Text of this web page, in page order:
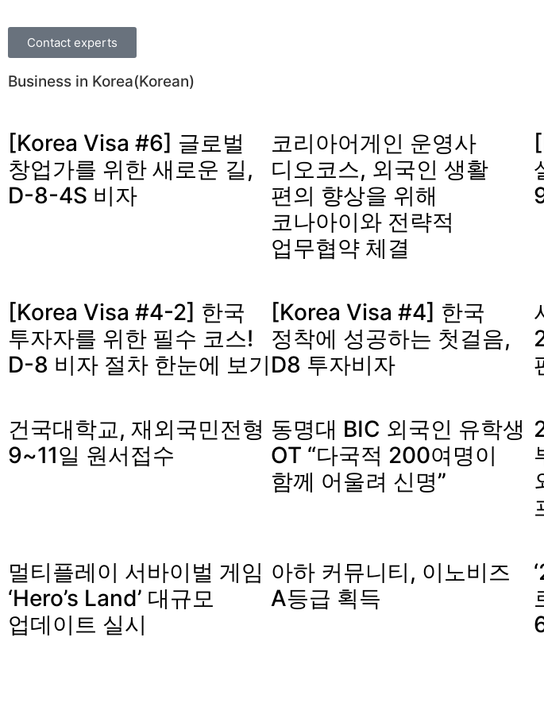
Contact experts
Business in Korea(Korean)
[Korea Visa #6] 글로벌
창업가를 위한 새로운 길,
D-8-4S 비자
코리아어게인 운영사
디오코스, 외국인 생활
편의 향상을 위해
코나아이와 전략적
업무협약 체결
[Korea Visa #4-2] 한국
투자자를 위한 필수 코스!
D-8 비자 절차 한눈에 보기
[Korea Visa #4] 한국
정착에 성공하는 첫걸음,
D8 투자비자
건국대학교, 재외국민전형
9~11일 원서접수
동명대 BIC 외국인 유학생
OT “다국적 200여명이
함께 어울려 신명”
멀티플레이 서바이벌 게임
‘Hero’s Land’ 대규모
업데이트 실시
아하 커뮤니티, 이노비즈
A등급 획득